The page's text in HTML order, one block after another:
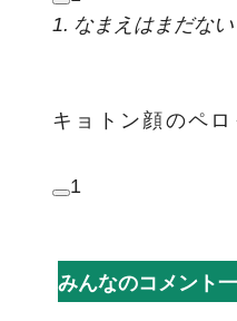
1. なまえはまだない
キョトン顔のペ
1
みんなのコメント